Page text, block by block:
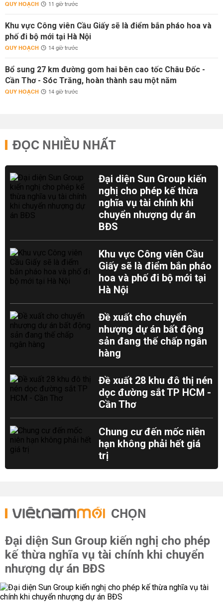
QUY HOẠCH 11 giờ trước
Khu vực Công viên Cầu Giấy sẽ là điểm bắn pháo hoa và
phố đi bộ mới tại Hà Nội
QUY HOẠCH 14 giờ trước
Bổ sung 27 km đường gom hai bên cao tốc Châu Đốc -
Cần Thơ - Sóc Trăng, hoàn thành sau một năm
QUY HOẠCH 14 giờ trước
ĐỌC NHIỀU NHẤT
Đại diện Sun Group kiến
nghị cho phép kế thừa
nghĩa vụ tài chính khi
chuyển nhượng dự án
BĐS
Khu vực Công viên Cầu
Giấy sẽ là điểm bắn pháo
hoa và phố đi bộ mới tại
Hà Nội
Đề xuất cho chuyển
nhượng dự án bất động
sản đang thế chấp ngân
hàng
Đề xuất 28 khu đô thị nén
dọc đường sắt TP HCM -
Cần Thơ
Chung cư đến mốc niên
hạn không phải hết giá
trị
CHỌN
Đại diện Sun Group kiến nghị cho phép
kế thừa nghĩa vụ tài chính khi chuyển
nhượng dự án BĐS